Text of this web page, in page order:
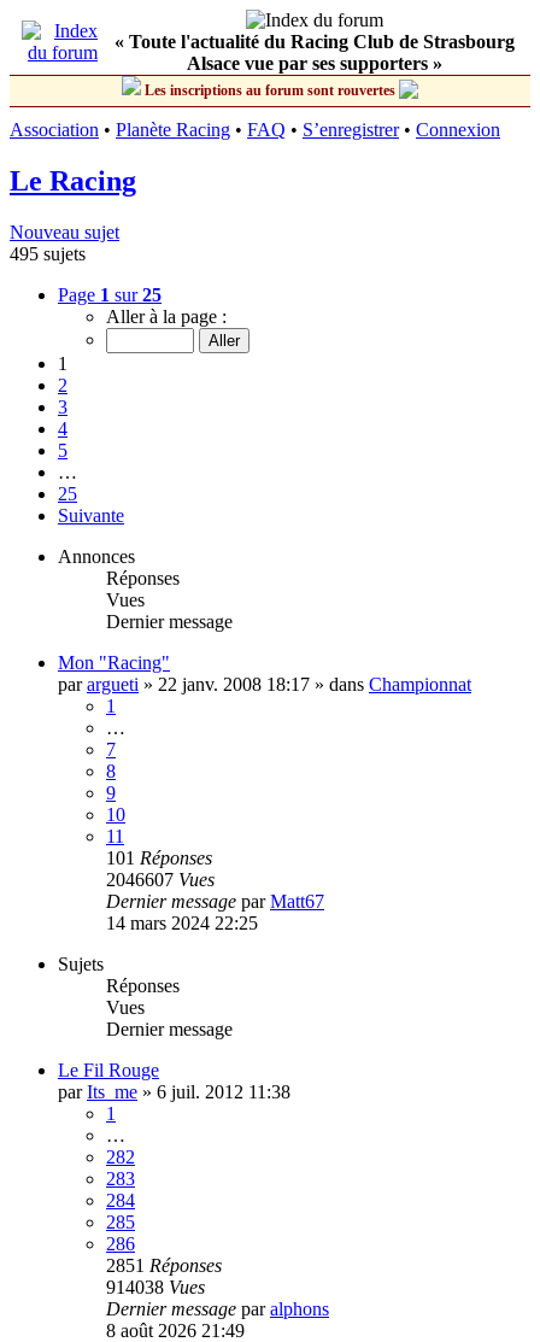
« Toute l'actualité du Racing Club de Strasbourg
Alsace vue par ses supporters »
Les inscriptions au forum sont rouvertes
Association • Planète Racing • FAQ • S’enregistrer• Connexion
Le Racing
Nouveau sujet
495 sujets
Page 1 sur25
Aller à la page :
1
2
3
4
5
…
25
Suivante
Annonces
Réponses
Vues
Dernier message
Mon "Racing"
parargueti » 22 janv. 2008 18:17 » dans Championnat
1
…
7
8
9
10
11
101 Réponses
2046607 Vues
Dernier message parMatt67
14 mars 2024 22:25
Sujets
Réponses
Vues
Dernier message
Le Fil Rouge
parIts_me » 6 juil. 2012 11:38
1
…
282
283
284
285
286
2851 Réponses
914038 Vues
Dernier message paralphons
8 août 2026 21:49